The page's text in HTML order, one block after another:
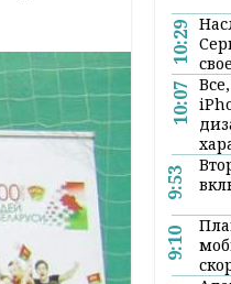
10:29
10:07
9:53
9:10